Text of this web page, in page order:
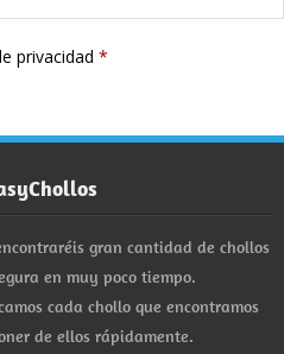
privacidad *
gran cantidad de chollos
en muy poco tiempo.
cada chollo que encontramos
de ellos rápidamente.